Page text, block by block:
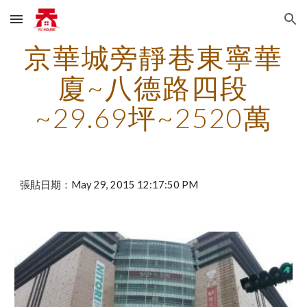
Skip to main content Skip to navigation
京華城旁靜巷東寧華
廈~八德路四段
~29.69坪~2520萬
張貼日期：May 29, 2015 12:17:50 PM